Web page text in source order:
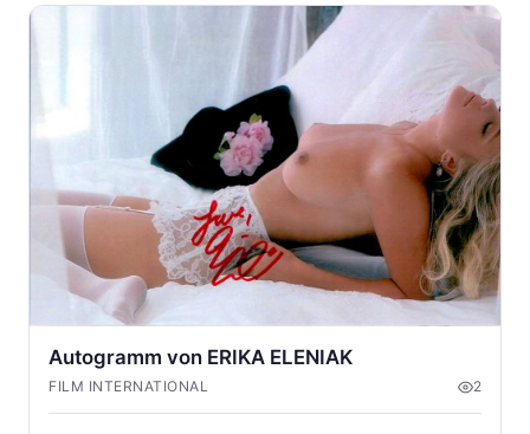
Autogramm von ERIKA ELENIAK
FILM INTERNATIONAL 2